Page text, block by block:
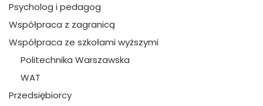
Psycholog i pedagog
Współpraca z zagranicą
Współpraca ze szkołami wyższymi
Politechnika Warszawska
WAT
Przedsiębiorcy